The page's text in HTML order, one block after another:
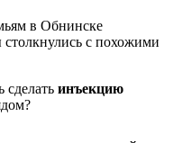
в Обнинске
с похожими
сделать инъекцию